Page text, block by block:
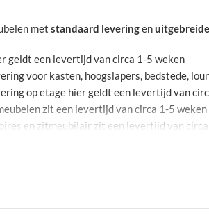
met standaard leveringen
geldt een levertijd van circa 1-5 weken
voor kasten, hoogslapers, bedstede,
op etage hier geldt een levertijd van
zit een levertijd van circa 1-5 weken
en zitmeubilair zit een levertijd van
zijn onder voorbehoud en kunnen geen